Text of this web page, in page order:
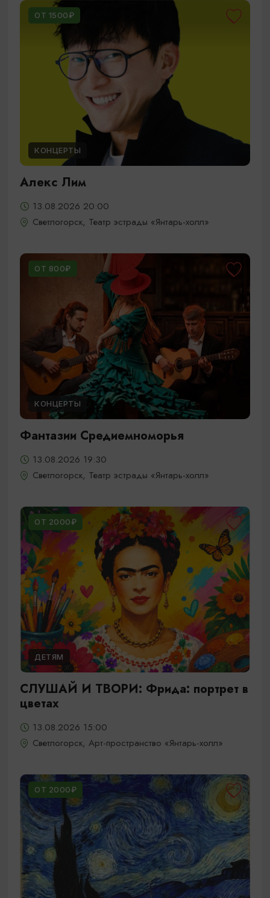
ОТ 1500₽
КОНЦЕРТЫ
Алекс Лим
13.08.2026 20:00
Светлогорск, Театр эстрады «Янтарь-холл»
ОТ 800₽
КОНЦЕРТЫ
Фантазии Средиемноморья
13.08.2026 19:30
Светлогорск, Театр эстрады «Янтарь-холл»
ОТ 2000₽
ДЕТЯМ
СЛУШАЙ И ТВОРИ: Фрида: портрет в
цветах
13.08.2026 15:00
Светлогорск, Арт-пространство «Янтарь-холл»
ОТ 2000₽